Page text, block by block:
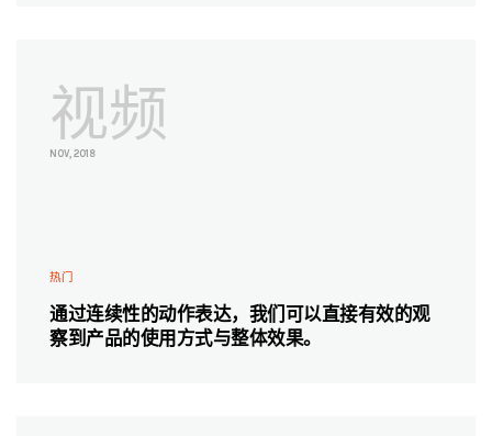
视频
NOV, 2018
热门
通过连续性的动作表达，我们可以直接有效的观
察到产品的使用方式与整体效果。